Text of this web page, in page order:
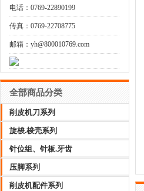
电话：0769-22890199
传真：0769-22708775
邮箱：yh@800010769.com
全部商品分类
削皮机刀系列
旋梭.梭壳系列
针位组、针板.牙齿
压脚系列
削皮机配件系列